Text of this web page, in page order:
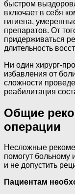
быстром
включает в себя
гигиена,
препаратов. От
придерживаться
длительность
Ни один хирург-
избавления от
сложности
реабилитация
Общие
операции
Несложные
помогут больному
и не допустить
Пациентам